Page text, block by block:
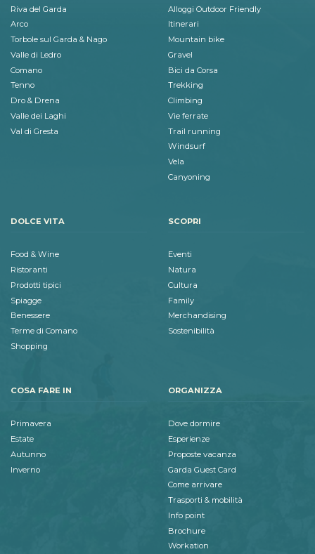
Riva del Garda
Arco
Torbole sul Garda & Nago
Valle di Ledro
Comano
Tenno
Dro & Drena
Valle dei Laghi
Val di Gresta
Alloggi Outdoor Friendly
Itinerari
Mountain bike
Gravel
Bici da Corsa
Trekking
Climbing
Vie ferrate
Trail running
Windsurf
Vela
Canyoning
DOLCE VITA
Food & Wine
Ristoranti
Prodotti tipici
Spiagge
Benessere
Terme di Comano
Shopping
SCOPRI
Eventi
Natura
Cultura
Family
Merchandising
Sostenibilità
COSA FARE IN
Primavera
Estate
Autunno
Inverno
ORGANIZZA
Dove dormire
Esperienze
Proposte vacanza
Garda Guest Card
Come arrivare
Trasporti & mobilità
Info point
Brochure
Workation